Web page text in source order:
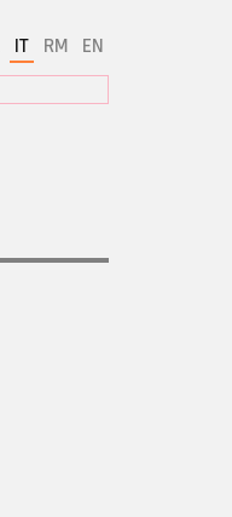
IT RM EN